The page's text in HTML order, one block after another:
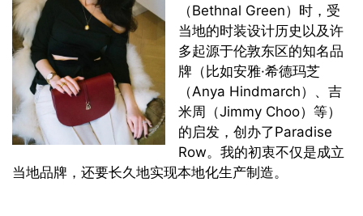
（Bethnal Green）时，受
当地的时装设计历史以及许
多起源于伦敦东区的知名品
牌（比如安雅·希德玛芝
（Anya Hindmarch）、吉
米周（Jimmy Choo）等）
的启发，创办了Paradise
Row。我的初衷不仅是成立
当地品牌，还要长久地实现本地化生产制造。